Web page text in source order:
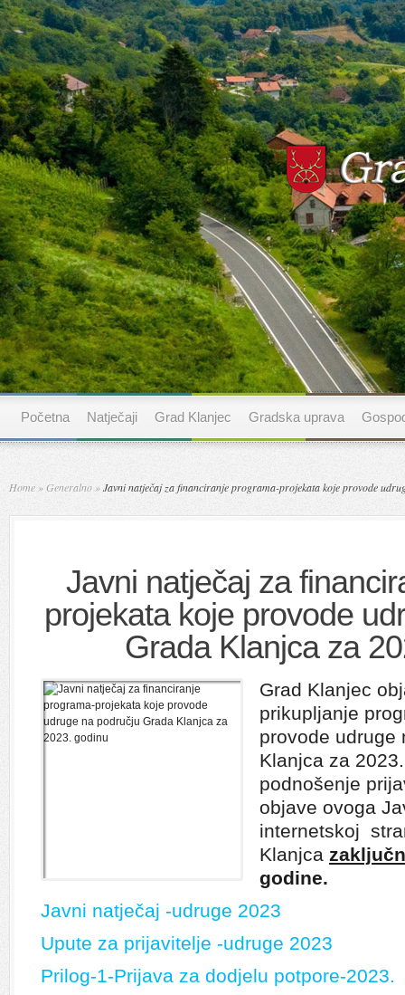
Početna Natječaji Grad Klanjec Gradska uprava
Home »Generalno »Javni natječaj za financiranje programa-projekata koje provode
Javni natječaj za
projekata koje provode
Grada Klanjca za
Grad Klanjec
prikupljanje
provode udruge
Klanjca za
podnošenje
objave ovoga
internetskoj
Klanjca
godine.
Javni natječaj -udruge 2023
Upute za prijavitelje -udruge 2023
Prilog-1-Prijava za dodjelu potpore-2023.